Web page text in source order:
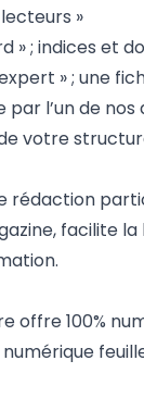
»
» ; indices et
» ; une
par l’un de
votre
rédaction
facilite
offre 100%